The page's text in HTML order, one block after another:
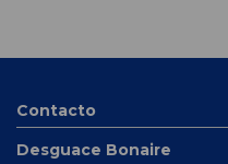
Contacto
Desguace Bonaire